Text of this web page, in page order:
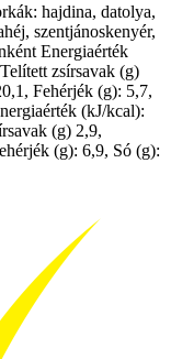
hajdina, datolya,
szentjánoskenyér,
Energiaérték
zsírsavak (g)
Fehérjék (g): 5,7,
(kJ/kcal):
(g) 2,9,
(g): 6,9, Só (g):